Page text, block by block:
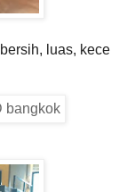
luas, kece